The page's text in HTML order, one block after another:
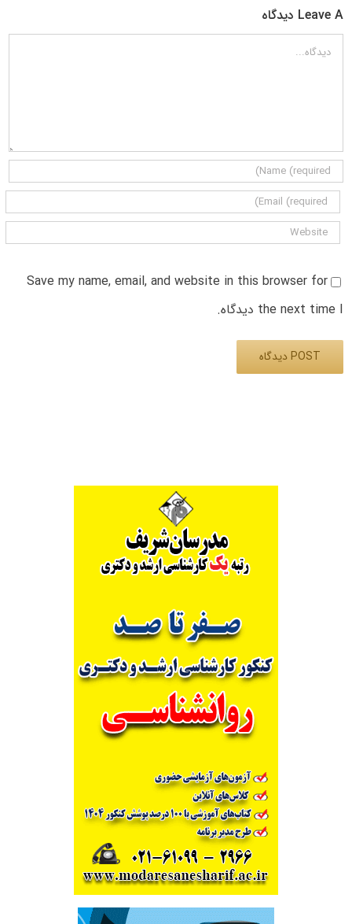
Leave A دیدگاه
دیدگاه
Save my name, email, and website in this browser for
the next time I دیدگاه.